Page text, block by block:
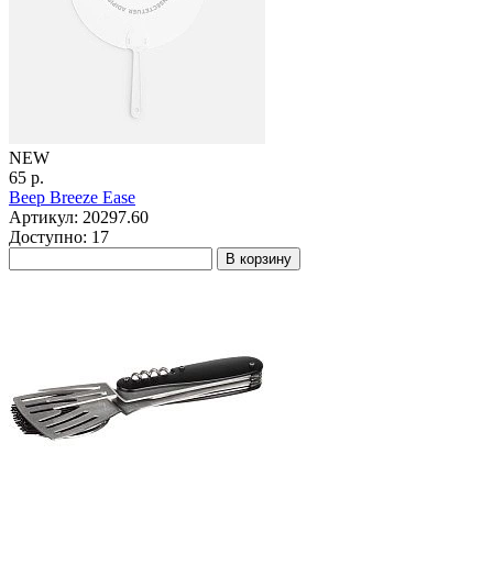
NEW
65 р.
Веер Breeze Ease
Артикул: 20297.60
Доступно: 17
В корзину